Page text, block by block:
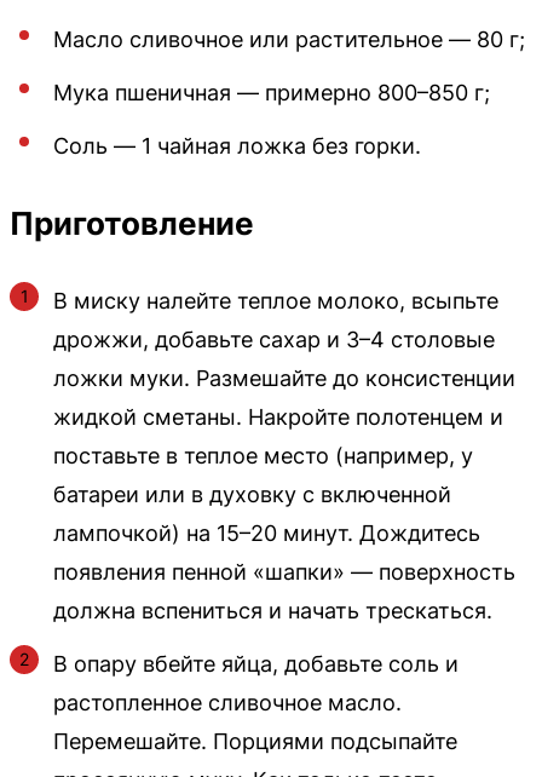
Масло сливочное или растительное — 80 г;
Мука пшеничная — примерно 800–850 г;
Соль — 1 чайная ложка без горки.
Приготовление
В миску налейте теплое молоко, всыпьте
дрожжи, добавьте сахар и 3–4 столовые
ложки муки. Размешайте до консистенции
жидкой сметаны. Накройте полотенцем и
поставьте в теплое место (например, у
батареи или в духовку с включенной
лампочкой) на 15–20 минут. Дождитесь
появления пенной «шапки» — поверхность
должна вспениться и начать трескаться.
В опару вбейте яйца, добавьте соль и
растопленное сливочное масло.
Перемешайте. Порциями подсыпайте